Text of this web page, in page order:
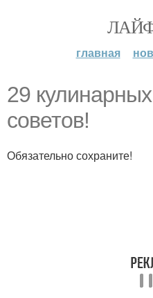
главная
29
советов!
Обязательно сохраните!